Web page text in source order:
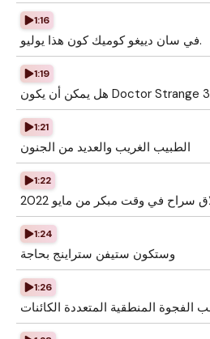
1:16
في سان دييغو كوميك كون هذا يوليو.
1:19
1:21
الطبيب الغريب والعديد من الجنون
1:22
1:24
وستكون ستيفن ستراينج بحاجة
1:26
الفجوة المنطقية المتعددة الكائنات